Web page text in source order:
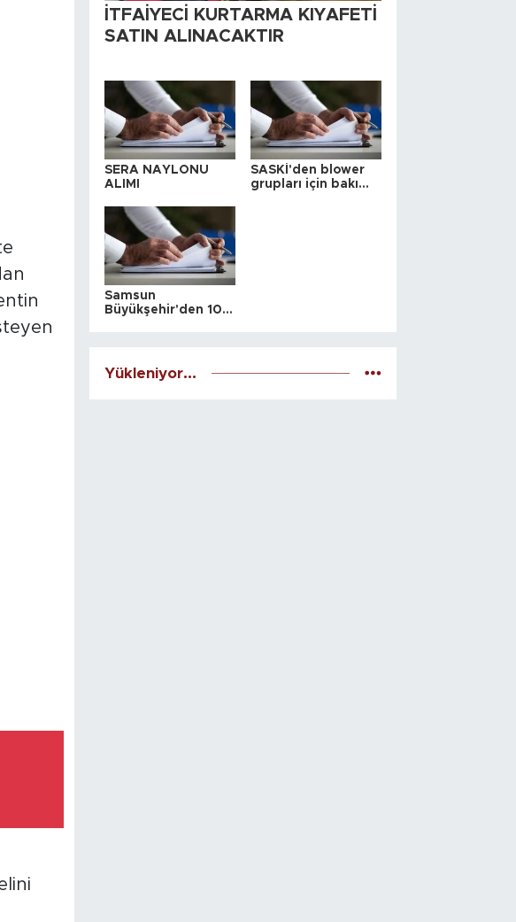
İTFAİYECİ KURTARMA KIYAFETİ
SATIN ALINACAKTIR
SERA NAYLONU
ALIMI
SASKİ'den blower
grupları için bakım
Samsun
Büyükşehir'den 10
Yükleniyor...